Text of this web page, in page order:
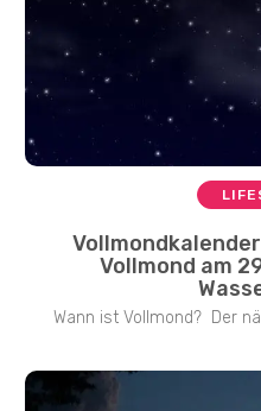
Vollmond am
Wann ist Vollmond? Der